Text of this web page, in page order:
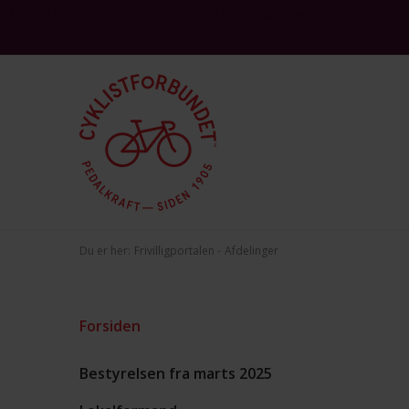
Du er her: Frivilligportalen Afdelinger
Forsiden
Bestyrelsen fra marts 2025